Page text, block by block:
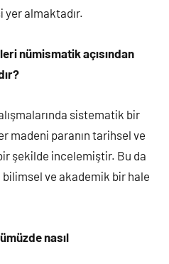
almaktadır.
nümismatik açısından
sistematik bir
madeni paranın tarihsel ve
şekilde incelemiştir. Bu da
ve akademik bir hale
nasıl